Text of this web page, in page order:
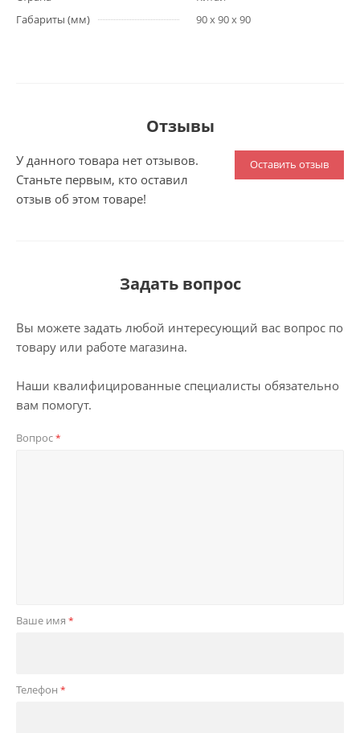
Габариты (мм)
90 x 90 x 90
Отзывы
Оставить отзыв
У данного товара нет отзывов.
Станьте первым, кто оставил
отзыв об этом товаре!
Задать вопрос
Вы можете задать любой интересующий вас вопрос по
товару или работе магазина.
Наши квалифицированные специалисты обязательно
вам помогут.
Вопрос*
Ваше имя *
Телефон *